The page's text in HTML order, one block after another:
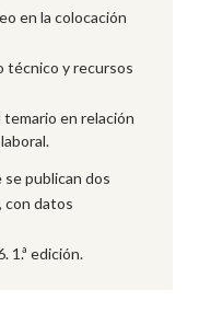
en la colocación
técnico y recursos
en relación
se publican dos
con datos
1.ª edición.